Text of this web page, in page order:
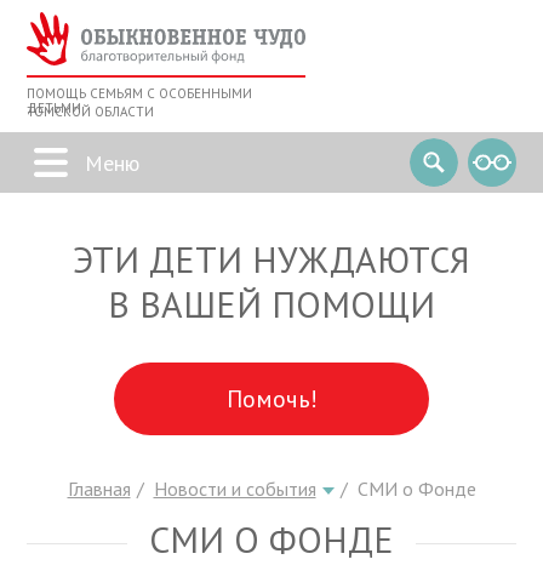
ПОМОЩЬ СЕМЬЯМ С ОСОБЕННЫМИ
ДЕТЬМИ
ТОМСКОЙ ОБЛАСТИ
ЭТИ ДЕТИ НУЖДАЮТСЯ
В ВАШЕЙ ПОМОЩИ
Помочь!
Главная Новости и события СМИ о Фонде
СМИ О ФОНДЕ